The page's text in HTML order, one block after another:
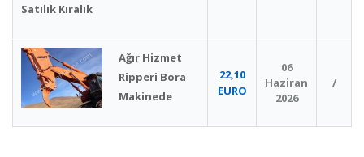
Satılık Kıralık
Ağır Hizmet
Ripperi Bora
Makinede
22,10
EURO
06
Haziran
2026
/